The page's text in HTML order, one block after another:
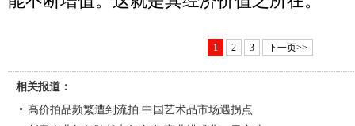
1 2 3 下一页>>
相关报道：
高价拍品频繁遭到流拍 中国艺术品市场遇拐点